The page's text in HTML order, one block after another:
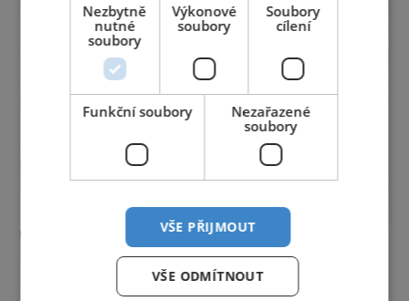
Nezbytně
nutné
soubory
Výkonové
soubory
Soubory
cílení
Funkční soubory
Nezařazené
soubory
VŠE PŘIJMOUT
VŠE ODMÍTNOUT